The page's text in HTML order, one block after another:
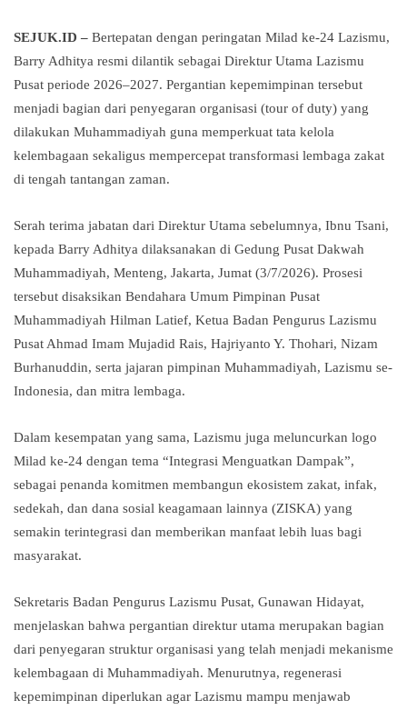
SEJUK.ID – Bertepatan dengan peringatan Milad ke-24 Lazismu,
Barry Adhitya resmi dilantik sebagai Direktur Utama Lazismu
Pusat periode 2026–2027. Pergantian kepemimpinan tersebut
menjadi bagian dari penyegaran organisasi (tour of duty) yang
dilakukan Muhammadiyah guna memperkuat tata kelola
kelembagaan sekaligus mempercepat transformasi lembaga zakat
di tengah tantangan zaman.
Serah terima jabatan dari Direktur Utama sebelumnya, Ibnu Tsani,
kepada Barry Adhitya dilaksanakan di Gedung Pusat Dakwah
Muhammadiyah, Menteng, Jakarta, Jumat (3/7/2026). Prosesi
tersebut disaksikan Bendahara Umum Pimpinan Pusat
Muhammadiyah Hilman Latief, Ketua Badan Pengurus Lazismu
Pusat Ahmad Imam Mujadid Rais, Hajriyanto Y. Thohari, Nizam
Burhanuddin, serta jajaran pimpinan Muhammadiyah, Lazismu se-
Indonesia, dan mitra lembaga.
Dalam kesempatan yang sama, Lazismu juga meluncurkan logo
Milad ke-24 dengan tema “Integrasi Menguatkan Dampak”,
sebagai penanda komitmen membangun ekosistem zakat, infak,
sedekah, dan dana sosial keagamaan lainnya (ZISKA) yang
semakin terintegrasi dan memberikan manfaat lebih luas bagi
masyarakat.
Sekretaris Badan Pengurus Lazismu Pusat, Gunawan Hidayat,
menjelaskan bahwa pergantian direktur utama merupakan bagian
dari penyegaran struktur organisasi yang telah menjadi mekanisme
kelembagaan di Muhammadiyah. Menurutnya, regenerasi
kepemimpinan diperlukan agar Lazismu mampu menjawab